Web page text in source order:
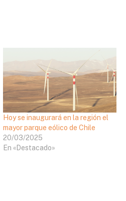
Hoy se inaugurará en la región el
mayor parque eólico de Chile
20/03/2025
En «Destacado»